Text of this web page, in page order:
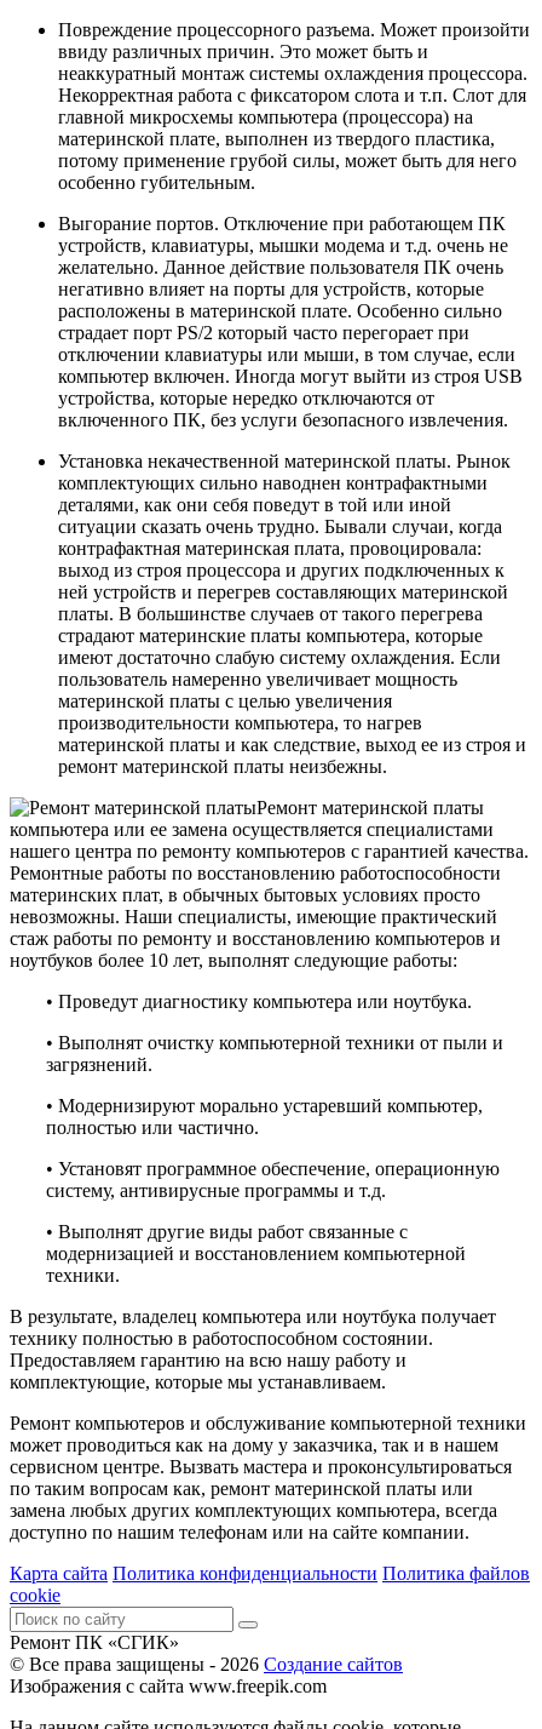
Повреждение процессорного разъема. Может произойти
ввиду различных причин. Это может быть и
неаккуратный монтаж системы охлаждения процессора.
Некорректная работа с фиксатором слота и т.п. Слот для
главной микросхемы компьютера (процессора) на
материнской плате, выполнен из твердого пластика,
потому применение грубой силы, может быть для него
особенно губительным.
Выгорание портов. Отключение при работающем ПК
устройств, клавиатуры, мышки модема и т.д. очень не
желательно. Данное действие пользователя ПК очень
негативно влияет на порты для устройств, которые
расположены в материнской плате. Особенно сильно
страдает порт PS/2 который часто перегорает при
отключении клавиатуры или мыши, в том случае, если
компьютер включен. Иногда могут выйти из строя USB
устройства, которые нередко отключаются от
включенного ПК, без услуги безопасного извлечения.
Установка некачественной материнской платы. Рынок
комплектующих сильно наводнен контрафактными
деталями, как они себя поведут в той или иной
ситуации сказать очень трудно. Бывали случаи, когда
контрафактная материнская плата, провоцировала:
выход из строя процессора и других подключенных к
ней устройств и перегрев составляющих материнской
платы. В большинстве случаев от такого перегрева
страдают материнские платы компьютера, которые
имеют достаточно слабую систему охлаждения. Если
пользователь намеренно увеличивает мощность
материнской платы с целью увеличения
производительности компьютера, то нагрев
материнской платы и как следствие, выход ее из строя и
ремонт материнской платы неизбежны.
Ремонт материнской платы
компьютера или ее замена осуществляется специалистами
нашего центра по ремонту компьютеров с гарантией качества.
Ремонтные работы по восстановлению работоспособности
материнских плат, в обычных бытовых условиях просто
невозможны. Наши специалисты, имеющие практический
стаж работы по ремонту и восстановлению компьютеров и
ноутбуков более 10 лет, выполнят следующие работы:
• Проведут диагностику компьютера или ноутбука.
• Выполнят очистку компьютерной техники от пыли и
загрязнений.
• Модернизируют морально устаревший компьютер,
полностью или частично.
• Установят программное обеспечение, операционную
систему, антивирусные программы и т.д.
• Выполнят другие виды работ связанные с
модернизацией и восстановлением компьютерной
техники.
В результате, владелец компьютера или ноутбука получает
технику полностью в работоспособном состоянии.
Предоставляем гарантию на всю нашу работу и
комплектующие, которые мы устанавливаем.
Ремонт компьютеров и обслуживание компьютерной техники
может проводиться как на дому у заказчика, так и в нашем
сервисном центре. Вызвать мастера и проконсультироваться
по таким вопросам как, ремонт материнской платы или
замена любых других комплектующих компьютера, всегда
доступно по нашим телефонам или на сайте компании.
Карта сайта Политика конфиденциальности Политика файлов
cookie
Ремонт ПК «СГИК»
© Все права защищены - 2026 Создание сайтов
Изображения с сайта www.freepik.com